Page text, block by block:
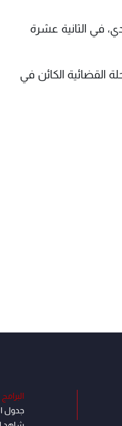
في الثانية عشرة
القضائية الكائن في
البرامج
جدول